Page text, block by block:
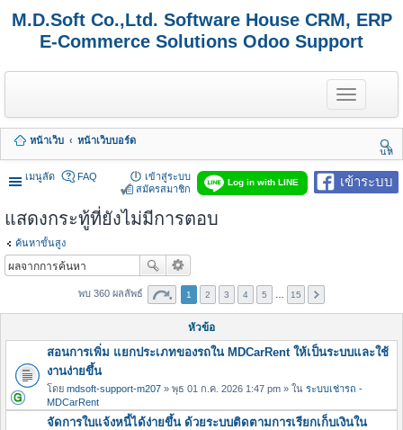
M.D.Soft Co.,Ltd. Software House CRM, ERP
E-Commerce Solutions Odoo Support
T
o
g
e
n
a
หน้าเว็บ
หน้าเว็บบอร์ด
นห
า
เมนูลัด
เข้าระบบ
Log in with LINE
FAQ
เข้าสู่ระบบ
สมัครสมาชิก
แสดงกระทู้ที่ยังไม่มีการตอบ
ค้นหาขั้นสูง
พบ 360 ผลลัพธ์ 1 2 3 4 5 15
หัวข้อ
สอนการเพิ่ม แยกประเภทของรถใน MDCarRent ให้เป็นระบบและใช้
งานง่ายขึ้น
โดย mdsoft-support-m207 » พุธ 01 ก.ค. 2026 1:47 pm » ใน ระบบเช่ารถ -
MDCarRent
จัดการใบแจ้งหนี้ได้ง่ายขึ้น ด้วยระบบติดตามการเรียกเก็บเงินใน